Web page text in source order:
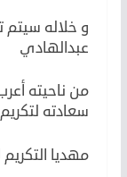
و خلاله سيتم
عبدالهادي
من ناحيته
سعادته
مهديا